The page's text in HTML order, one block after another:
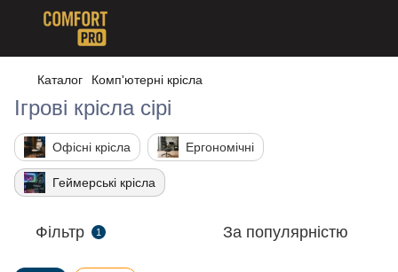
Каталог Комп'ютерні крісла
Ігрові крісла сірі
Офісні крісла Ергономічні
Геймерські крісла
Фільтр 1 За популярністю